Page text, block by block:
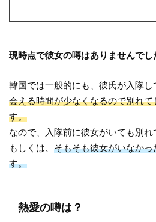
現時点で彼女の噂はありませんでし
韓国では一般的にも、彼氏が入隊し
会える時間が少なくなるので別れ
す。
なので、入隊前に彼女がいても別れ
もしくは、そもそも彼女がいなか
す。
熱愛の噂は？